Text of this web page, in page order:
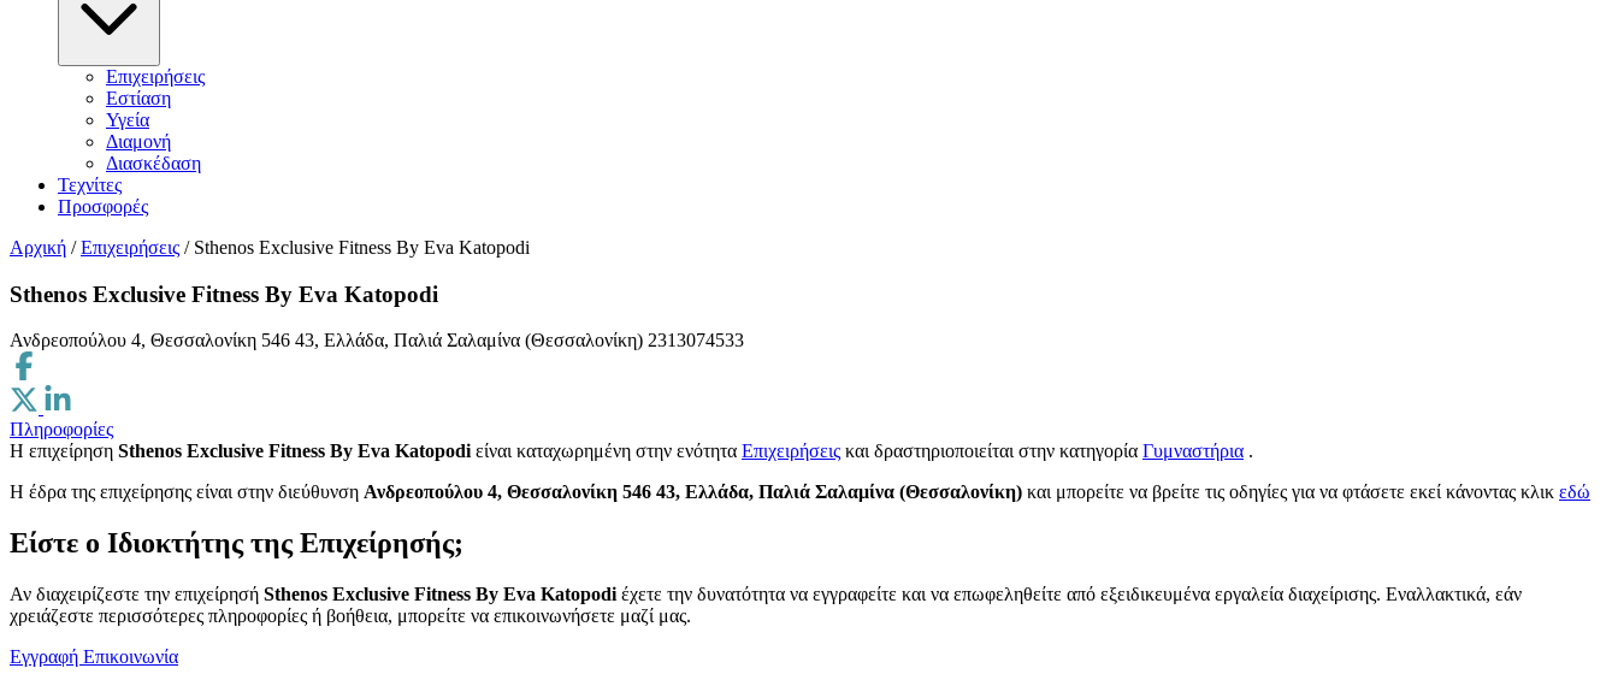
Επιχειρήσεις
Εστίαση
Υγεία
Διαμονή
Διασκέδαση
Τεχνίτες
Προσφορές
Αρχική / Επιχειρήσεις / Sthenos Exclusive Fitness By Eva Katopodi
Sthenos Exclusive Fitness By Eva Katopodi
Ανδρεοπούλου 4, Θεσσαλονίκη 546 43, Ελλάδα, Παλιά Σαλαμίνα (Θεσσαλονίκη) 2313074533
Πληροφορίες
Η επιχείρηση Sthenos Exclusive Fitness By Eva Katopodiείναι καταχωρημένη στην ενότητα Επιχειρήσεις και δραστηριοποιείται στην κατηγορία Γυμναστήρια .
H έδρα της επιχείρησης είναι στην διεύθυνση Ανδρεοπούλου 4, Θεσσαλονίκη 546 43, Ελλάδα, Παλιά Σαλαμίνα (Θεσσαλονίκη) και μπορείτε να βρείτε τις οδηγίες για να φτάσετε εκεί κάνοντας κλικ εδώ
Είστε ο Ιδιοκτήτης της Επιχείρησής;
Αν διαχειρίζεστε την επιχείρησή Sthenos Exclusive Fitness By Eva Katopodi έχετε την δυνατότητα να εγγραφείτε και να επωφεληθείτε από εξειδικευμένα εργαλεία διαχείρισης. Εναλλακτικά, εάν
χρειάζεστε περισσότερες πληροφορίες ή βοήθεια, μπορείτε να επικοινωνήσετε μαζί μας.
Εγγραφή Επικοινωνία